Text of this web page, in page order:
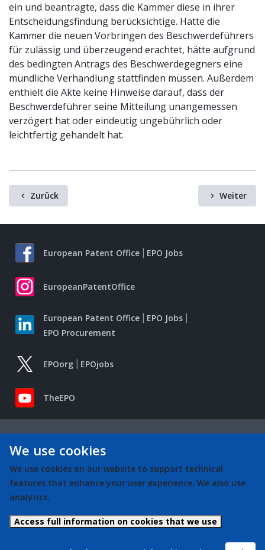
ein und beantragte, dass die Kammer diese in ihrer
Entscheidungsfindung berücksichtige. Hätte die
Kammer die neuen Vorbringen des Beschwerdeführers
für zulässig und überzeugend erachtet, hätte aufgrund
des bedingten Antrags des Beschwerdegegners eine
mündliche Verhandlung stattfinden müssen. Außerdem
enthielt die Akte keine Hinweise darauf, dass der
Beschwerdeführer seine Mitteilung unangemessen
verzögert hat oder eindeutig ungebührlich oder
leichtfertig gehandelt hat.
Zurück Weiter
European Patent Office EPO Jobs
EuropeanPatentOffice
European Patent Office
EPO Jobs
EPO Procurement
EPOorg EPOjobs
TheEPO
We use cookies
We use cookies on our website to support technical
features that enhance your user experience. We also use
analytics.
Access full information on cookies that we use